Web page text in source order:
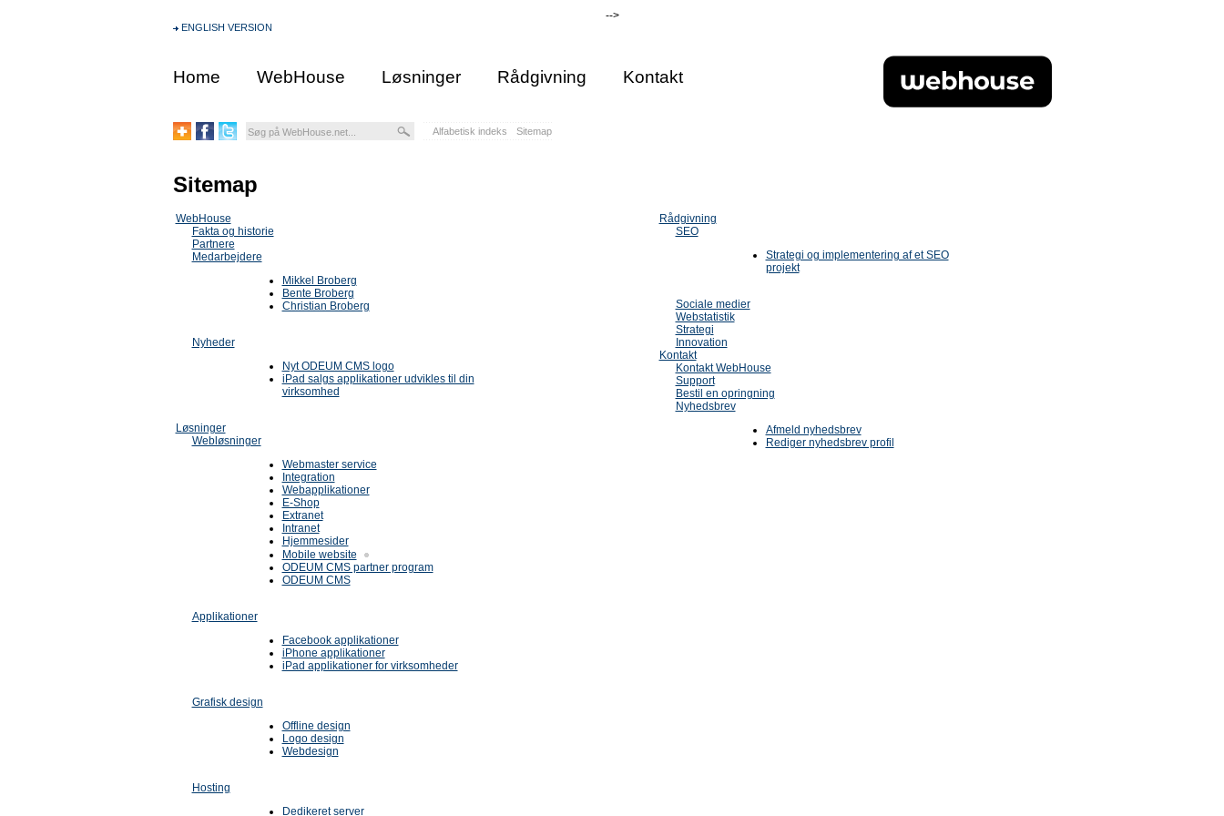
-->
ENGLISH VERSION
Home WebHouse Løsninger Rådgivning Kontakt
Alfabetisk indeks Sitemap
Sitemap
WebHouse
Fakta og historie
Partnere
Medarbejdere
Mikkel Broberg
Bente Broberg
Christian Broberg
Nyheder
Nyt ODEUM CMS logo
iPad salgs applikationer udvikles til din
virksomhed
Løsninger
Webløsninger
Webmaster service
Integration
Webapplikationer
E-Shop
Extranet
Intranet
Hjemmesider
Mobile website
ODEUM CMS partner program
ODEUM CMS
Applikationer
Facebook applikationer
iPhone applikationer
iPad applikationer for virksomheder
Grafisk design
Offline design
Logo design
Webdesign
Hosting
Dedikeret server
Rådgivning
SEO
Strategi og implementering af et SEO
projekt
Sociale medier
Webstatistik
Strategi
Innovation
Kontakt
Kontakt WebHouse
Support
Bestil en opringning
Nyhedsbrev
Afmeld nyhedsbrev
Rediger nyhedsbrev profil